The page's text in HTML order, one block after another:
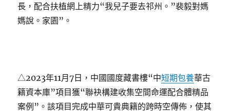
長，配合扶植網上精力“我兒子要去祁州。”裴毅對媽
媽說。家園”。
△2023年11月7日，中國國度藏書樓“中短期包養華古
籍資本庫”項目獲“聯袂構建收集空間命運配合體精品
案例”。該項目完成中華可貴典籍的跨時空傳佈，使其